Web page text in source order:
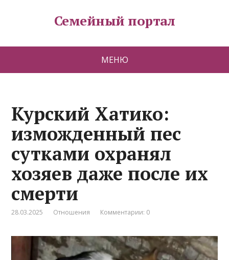
Семейный портал
МЕНЮ
Курский Хатико:
изможденный пес
сутками охранял
хозяев даже после их
смерти
28.03.2025 Отношения Комментарии: 0